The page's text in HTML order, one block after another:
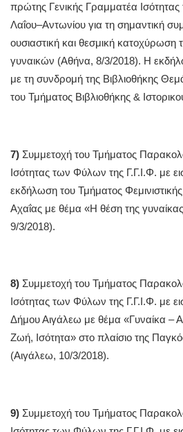
πρώτης Γενικής Γραμματέα
Λαΐου–Αντωνίου για τη σημαντική
ουσιαστική και θεσμική
γυναικών (Αθήνα, 8/3/2018). Η
με τη συνδρομή της Βιβλιοθήκης
του Τμήματος Βιβλιοθήκης &
7) Συμμετοχή του Τμήματος
Ισότητας των Φύλων της Γ.Γ.Ι.Φ. με
εκδήλωση του Τμήματος
Αχαΐας με θέμα «Η θέση της
9/3/2018).
8) Συμμετοχή του Τμήματος
Ισότητας των Φύλων της Γ.Γ.Ι.Φ. με
Δήμου Αιγάλεω με θέμα «Γυναίκα –
Ζωή, Ισότητα» στο πλαίσιο της
(Αιγάλεω, 10/3/2018).
9) Συμμετοχή του Τμήματος